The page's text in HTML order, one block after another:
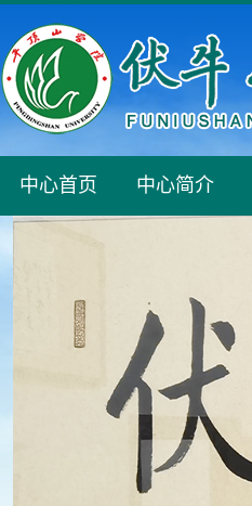
中心首页 中心简介